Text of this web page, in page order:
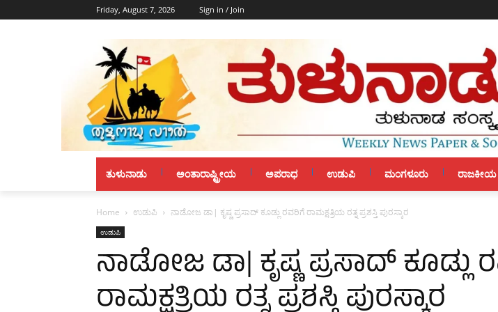
Friday, August 7, 2026 Sign in / Join
ತುಳುನಾಡು ಅಂತಾರಾಷ್ಟ್ರೀಯ ಅಪರಾಧ ಉಡುಪಿ ಮಂಗಳೂರು ರಾಜಕೀಯ
Home ಉಡುಪಿ ನಾಡೋಜ ಡಾ| ಕೃಷ್ಣ ಪ್ರಸಾದ್ ಕೂಡ್ಲು ರವರಿಗೆ ರಾಮಕ್ಷತ್ರಿಯ ರತ್ನ ಪ್ರಶಸ್ತಿ ಪುರಸ್ಕಾರ
ಉಡುಪಿ
ನಾಡೋಜ ಡಾ| ಕೃಷ್ಣ ಪ್ರಸಾದ್ ಕೂಡ್ಲು
ರಾಮಕ್ಷತ್ರಿಯ ರತ್ನ ಪ್ರಶಸ್ತಿ ಪುರಸ್ಕಾರ